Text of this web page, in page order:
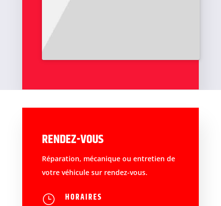
RENDEZ-VOUS
Réparation, mécanique ou entretien de
votre véhicule sur rendez-vous.
} HORAIRES